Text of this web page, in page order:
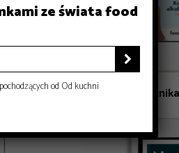
E-book:
ze świata food

od Od kuchni